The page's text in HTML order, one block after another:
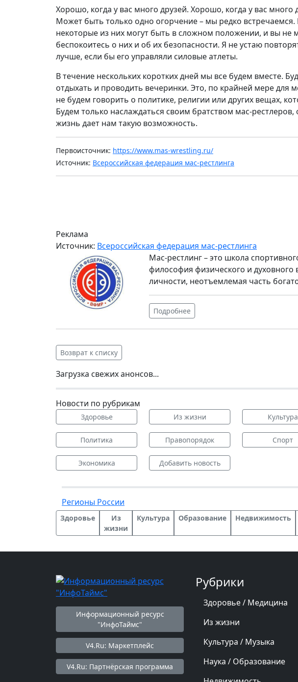
Хорошо, когда у вас много друзей. Хорошо, когда у вас
Может быть только одно огорчение – мы редко
некоторые из них могут быть в сложном положении, и вы
беспокоитесь о них и об их безопасности. Я не устаю
лучше, если бы его управляли силовые атлеты.
В течение нескольких коротких дней мы все будем вместе.
отдыхать и проводить вечеринки. Это, по крайней мере для
не будем говорить о политике, религии или других вещах,
Будем только наслаждаться своим братством мас-
жизнь дает нам такую возможность.
Первоисточник: https://www.mas-wrestling.ru/
Источник: Всероссийская федерация мас-рестлинга
Реклама
Источник: Всероссийская федерация мас-рестлинга
Мас-рестлинг – это школа
философия физического и
личности, неотъемлемая часть
Подробнее
Возврат к списку
Загрузка свежих анонсов...
Новости по рубрикам
Здоровье Из жизни Культура
Политика Правопорядок Спорт
Экономика Добавить новость
Регионы России
Здоровье
Из
жизни
Культура Образование Недвижимость
Рубрики
Здоровье / Медицина
Из жизни
Культура / Музыка
Наука / Образование
Информационный ресурс
"ИнфоТаймс"
V4.Ru: Маркетплейс
V4.Ru: Партнёрская программа